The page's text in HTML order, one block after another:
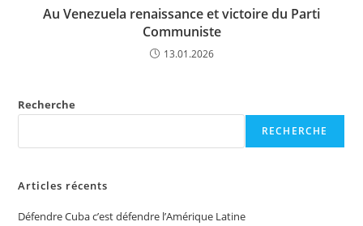
Au Venezuela renaissance et victoire du Parti
Communiste
13.01.2026
Recherche
RECHERCHE
Articles récents
Défendre Cuba c’est défendre l’Amérique Latine